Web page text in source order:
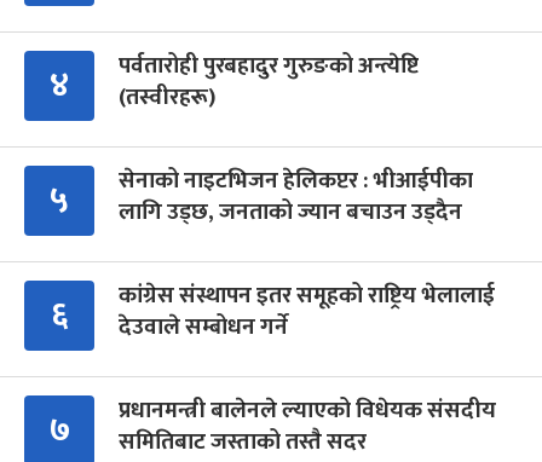
४
पर्वतारोही पुरबहादुर गुरुङको अन्त्येष्टि
(तस्वीरहरू)
५
सेनाको नाइटभिजन हेलिकप्टर : भीआईपीका
लागि उड्छ, जनताको ज्यान बचाउन उड्दैन
६
कांग्रेस संस्थापन इतर समूहको राष्ट्रिय भेलालाई
देउवाले सम्बोधन गर्ने
७
प्रधानमन्त्री बालेनले ल्याएको विधेयक संसदीय
समितिबाट जस्ताको तस्तै सदर